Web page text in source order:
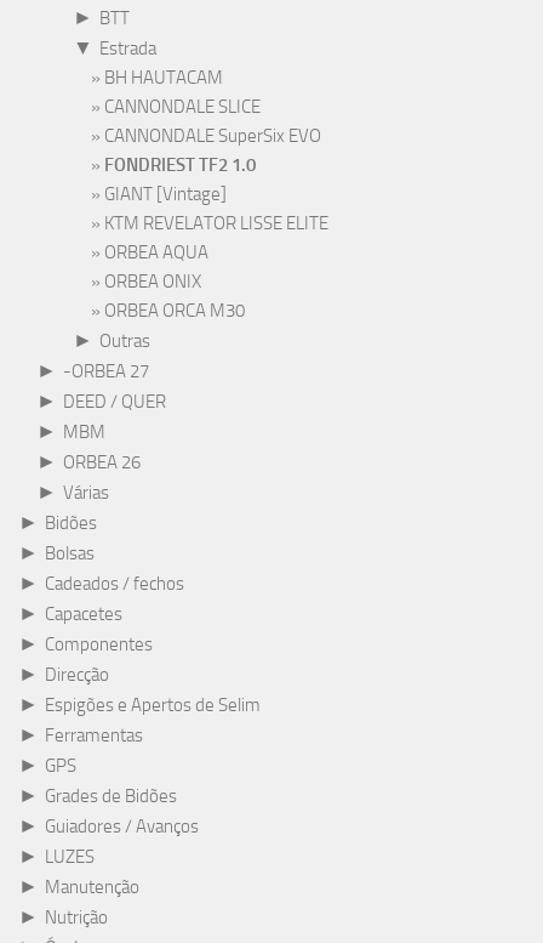
► BTT
▼ Estrada
BH HAUTACAM
CANNONDALE SLICE
CANNONDALE SuperSix EVO
FONDRIEST TF2 1.0
GIANT [Vintage]
KTM REVELATOR LISSE ELITE
ORBEA AQUA
ORBEA ONIX
ORBEA ORCA M30
► Outras
► -ORBEA 27
► DEED / QUER
► MBM
► ORBEA 26
► Várias
► Bidões
► Bolsas
► Cadeados / fechos
► Capacetes
► Componentes
► Direcção
► Espigões e Apertos de Selim
► Ferramentas
► GPS
► Grades de Bidões
► Guiadores / Avanços
► LUZES
► Manutenção
► Nutrição